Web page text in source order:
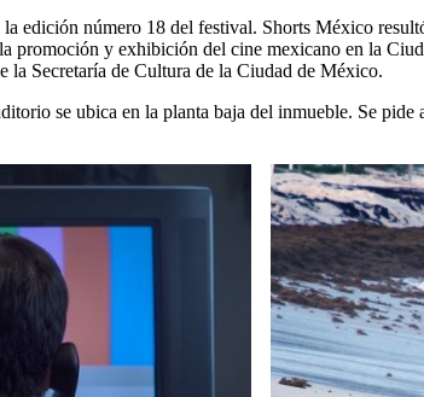
edición número 18 del festival. Shorts México
y exhibición del cine mexicano en la
Secretaría de Cultura de la Ciudad de México.
se ubica en la planta baja del inmueble. Se pide